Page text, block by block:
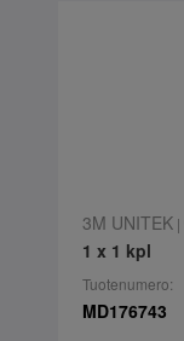
3M UNITEK|
1 x 1 kpl
Tuotenumero:
MD176743